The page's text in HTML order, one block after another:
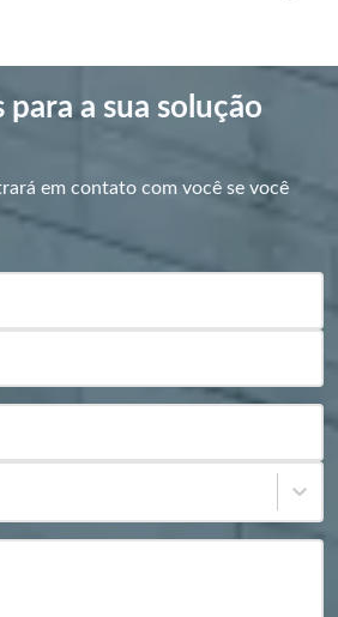
a sua solução
em contato com você se você